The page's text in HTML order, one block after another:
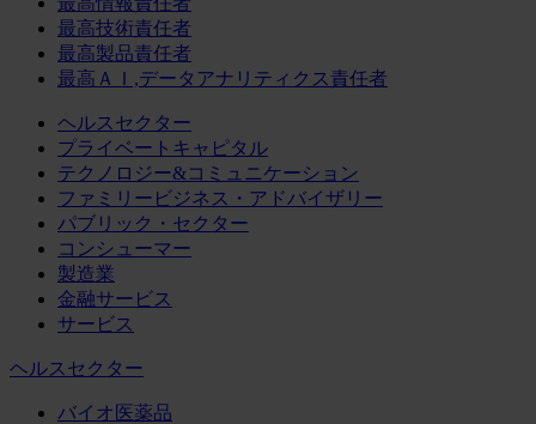
最高技術責任者
最高製品責任者
最高ＡＩ,データアナリティクス責任者
ヘルスセクター
プライベートキャピタル
テクノロジー&コミュニケーション
ファミリービジネス・アドバイザリー
パブリック・セクター
コンシューマー
製造業
金融サービス
サービス
ヘルスセクター
バイオ医薬品